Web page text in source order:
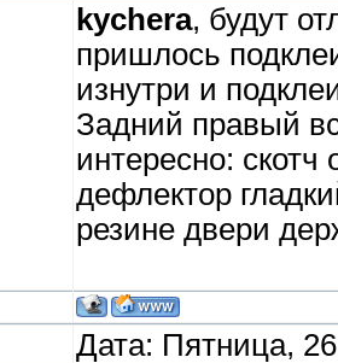
kychera, будут
пришлось
изнутри и
Задний правый
интересно: скотч
дефлектор
резине двери
Дата: Пятница,